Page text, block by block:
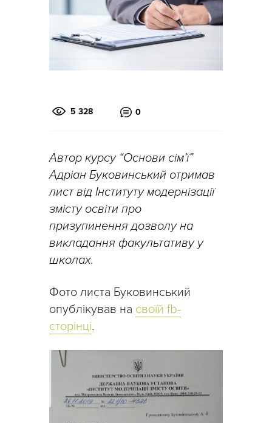
5 328 0
Автор курсу “Основи сім’ї”
Адріан Буковинський отримав
лист від Інституту модернізації
змісту освіти про
призупинення дозволу на
викладання факультативу у
школах.
Фото листа Буковинський
опублікував на своїй fb-
сторінці.